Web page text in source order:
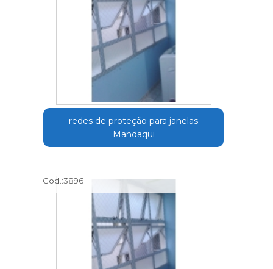
redes de proteção para janelas
Mandaqui
Cod.:3896